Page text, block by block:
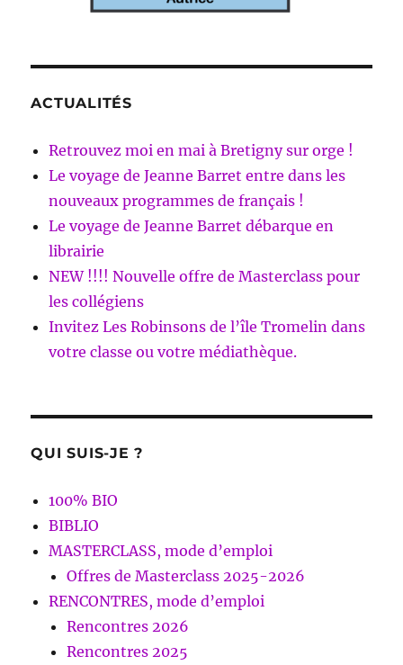
ACTUALITÉS
Retrouvez moi en mai à Bretigny sur orge !
Le voyage de Jeanne Barret entre dans les
nouveaux programmes de français !
Le voyage de Jeanne Barret débarque en
librairie
NEW !!!! Nouvelle offre de Masterclass pour
les collégiens
Invitez Les Robinsons de l’île Tromelin dans
votre classe ou votre médiathèque.
QUI SUIS-JE ?
100% BIO
BIBLIO
MASTERCLASS, mode d’emploi
Offres de Masterclass 2025-2026
RENCONTRES, mode d’emploi
Rencontres 2026
Rencontres 2025